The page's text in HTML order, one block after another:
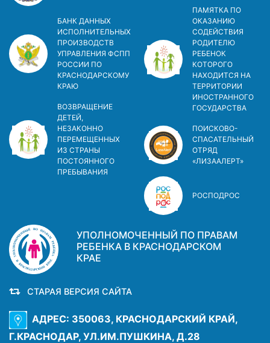
БАНК ДАННЫХ
ИСПОЛНИТЕЛЬНЫХ
ПРОИЗВОДСТВ
УПРАВЛЕНИЯ ФСПП
РОССИИ ПО
КРАСНОДАРСКОМУ
КРАЮ
ВОЗВРАЩЕНИЕ
ДЕТЕЙ,
НЕЗАКОННО
ПЕРЕМЕЩЕННЫХ
ИЗ СТРАНЫ
ПОСТОЯННОГО
ПРЕБЫВАНИЯ
ПАМЯТКА ПО
ОКАЗАНИЮ
СОДЕЙСТВИЯ
РОДИТЕЛЮ
РЕБЕНОК
КОТОРОГО
НАХОДИТСЯ НА
ТЕРРИТОРИИ
ИНОСТРАННОГО
ГОСУДАРСТВА
ПОИСКОВО-
СПАСАТЕЛЬНЫЙ
ОТРЯД
«ЛИЗААЛЕРТ»
РОСПОДРОС
УПОЛНОМОЧЕННЫЙ ПО ПРАВАМ
РЕБЕНКА В КРАСНОДАРСКОМ
КРАЕ
СТАРАЯ ВЕРСИЯ САЙТА
АДРЕС: 350063, КРАСНОДАРСКИЙ КРАЙ,
Г.КРАСНОДАР, УЛ.ИМ.ПУШКИНА, Д.28